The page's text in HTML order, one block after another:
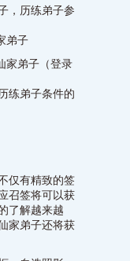
，历练弟子参
弟子
家弟子（登录
练弟子条件的
仅有精致的签
召签将可以获
了解越来越
家弟子还将获